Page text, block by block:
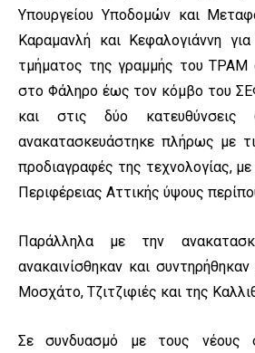
Υπουργείου Υποδομών και
Καραμανλή και Κεφαλογιάννη
τμήματος της γραμμής του ΤΡΑΜ
στο Φάληρο έως τον κόμβο του
και στις δύο
ανακατασκευάστηκε πλήρως με
προδιαγραφές της τεχνολογίας,
Περιφέρειας Αττικής ύψους
Παράλληλα με την
ανακαινίσθηκαν και
Μοσχάτο, Τζιτζιφιές και της
Σε συνδυασμό με τους νέους